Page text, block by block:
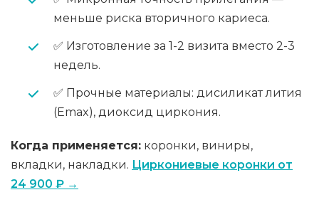
меньше риска вторичного кариеса.
✅ Изготовление за 1-2 визита вместо 2-3
недель.
✅ Прочные материалы: дисиликат лития
(Emax), диоксид циркония.
Когда применяется: коронки, виниры,
вкладки, накладки. Циркониевые коронки от
24 900 ₽ →